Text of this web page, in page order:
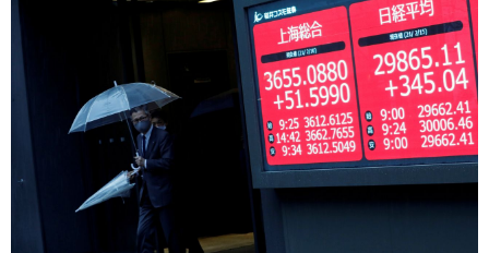
مانغا وأنيمي
علوم وتكنولوجيا